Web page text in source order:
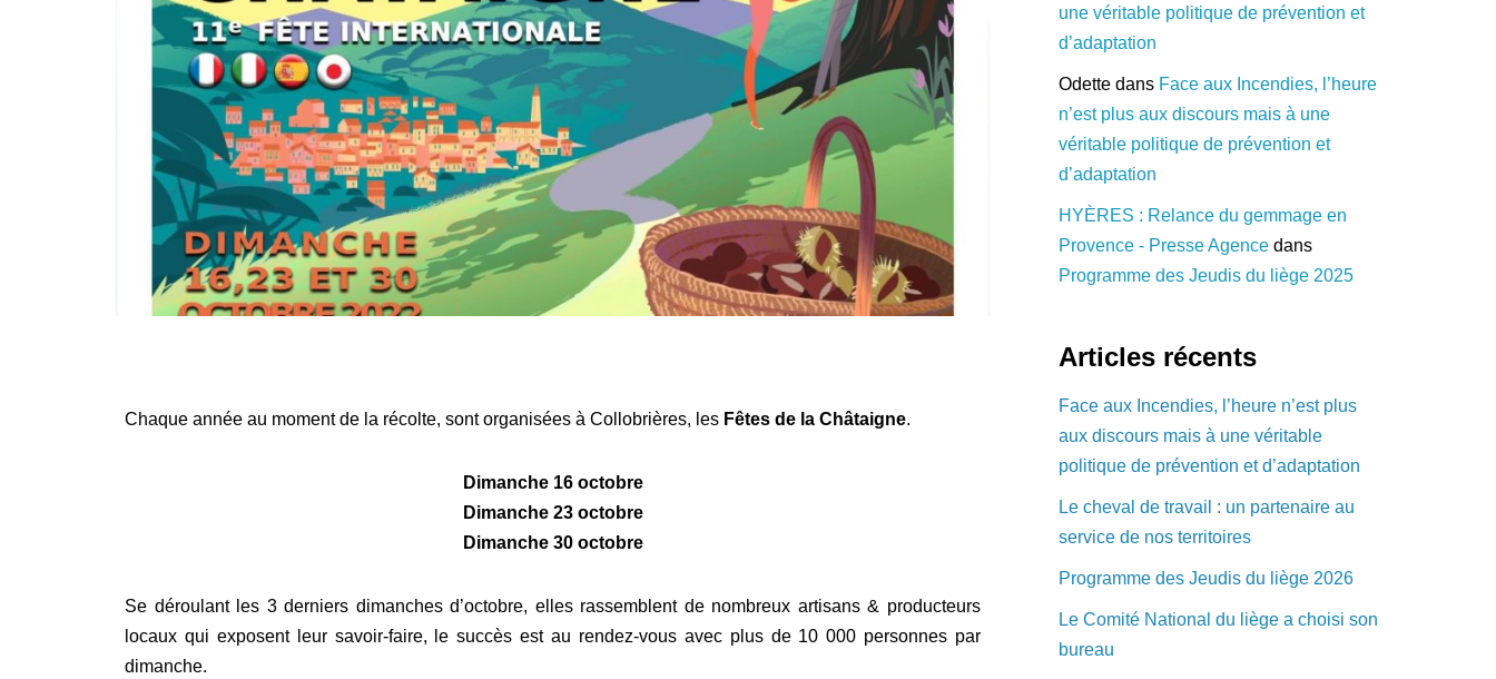
Chaque année au moment de la récolte, sont organisées à Collobrières, les Fêtes de la Châtaigne.
Dimanche 16 octobre
Dimanche 23 octobre
Dimanche 30 octobre
Se déroulant les 3 derniers dimanches d’octobre, elles rassemblent de nombreux artisans & producteurs
locaux qui exposent leur savoir-faire, le succès est au rendez-vous avec plus de 10 000 personnes par
dimanche.
une véritable politique de prévention et
d’adaptation
Odette dans Face aux Incendies, l’heure
n’est plus aux discours mais à une
véritable politique de prévention et
d’adaptation
HYÈRES : Relance du gemmage en
Provence - Presse Agence dans
Programme des Jeudis du liège 2025
Articles récents
Face aux Incendies, l’heure n’est plus
aux discours mais à une véritable
politique de prévention et d’adaptation
Le cheval de travail : un partenaire au
service de nos territoires
Programme des Jeudis du liège 2026
Le Comité National du liège a choisi son
bureau